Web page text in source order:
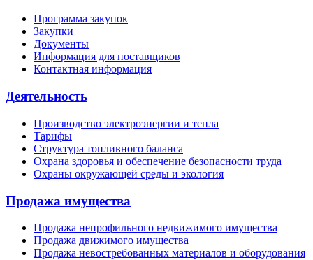
Программа закупок
Закупки
Документы
Информация для поставщиков
Контактная информация
Деятельность
Производство электроэнергии и тепла
Тарифы
Структура топливного баланса
Охрана здоровья и обеспечение безопасности труда
Охраны окружающей среды и экология
Продажа имущества
Продажа непрофильного недвижимого имущества
Продажа движимого имущества
Продажа невостребованных материалов и оборудования